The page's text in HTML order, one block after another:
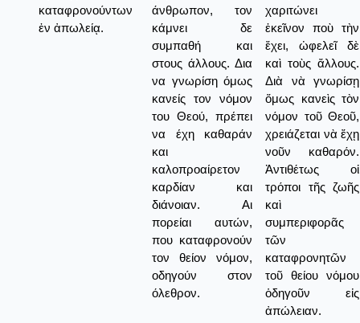
καταφρονούντων
ἐν ἀπωλείᾳ.
άνθρωπον, τον
κάμνει δε
συμπαθή και
στους άλλους. Δια
να γνωρίση όμως
κανείς τον νόμον
του Θεού, πρέπει
να έχη καθαράν
και
καλοπροαίρετον
καρδίαν και
διάνοιαν. Αι
πορείαι αυτών,
που καταφρονούν
τον θείον νόμον,
οδηγούν στον
όλεθρον.
χαριτώνει
ἐκεῖνον ποὺ τὴν
ἔχει, ὠφελεῖ δὲ
καὶ τοὺς ἄλλους.
Διὰ νὰ γνωρίσῃ
ὅμως κανεὶς τὸν
νόμον τοῦ Θεοῦ,
χρειάζεται νὰ ἔχῃ
νοῦν καθαρόν.
Ἀντιθέτως οἱ
τρόποι τῆς ζωῆς
καὶ
συμπεριφορᾶς
τῶν
καταφρονητῶν
τοῦ θείου νόμου
ὁδηγοῦν εἰς
ἀπώλειαν.